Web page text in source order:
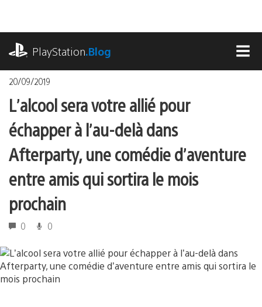
contenu
PlayStation.Blog
20/09/2019
L’alcool sera votre allié pour
échapper à l’au-delà dans
Afterparty, une comédie d’aventure
entre amis qui sortira le mois
prochain
0 0